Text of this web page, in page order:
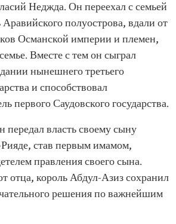
Неджда. Он переехал с семьей
полуострова, вдали от
Османской империи и племен,
Вместе с тем он сыграл
нынешнего третьего
и способствовал
первого Саудовского государства.
власть своему сыну
став первым имамом,
правления своего сына.
отца, король Абдул-Азиз сохранил
решения по важнейшим